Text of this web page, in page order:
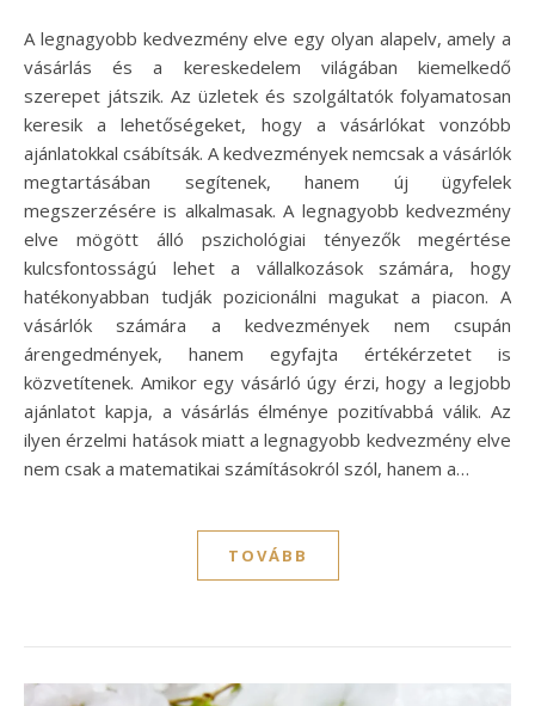
A legnagyobb kedvezmény elve egy olyan alapelv, amely a
vásárlás és a kereskedelem világában kiemelkedő
szerepet játszik. Az üzletek és szolgáltatók folyamatosan
keresik a lehetőségeket, hogy a vásárlókat vonzóbb
ajánlatokkal csábítsák. A kedvezmények nemcsak a vásárlók
megtartásában segítenek, hanem új ügyfelek
megszerzésére is alkalmasak. A legnagyobb kedvezmény
elve mögött álló pszichológiai tényezők megértése
kulcsfontosságú lehet a vállalkozások számára, hogy
hatékonyabban tudják pozicionálni magukat a piacon. A
vásárlók számára a kedvezmények nem csupán
árengedmények, hanem egyfajta értékérzetet is
közvetítenek. Amikor egy vásárló úgy érzi, hogy a legjobb
ajánlatot kapja, a vásárlás élménye pozitívabbá válik. Az
ilyen érzelmi hatások miatt a legnagyobb kedvezmény elve
nem csak a matematikai számításokról szól, hanem a…
TOVÁBB